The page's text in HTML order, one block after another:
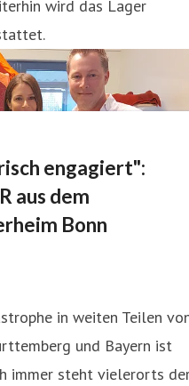
wird das Lager
engagiert":
aus dem
Bonn
in weiten Teilen
und Bayern ist
immer steht vielerorts